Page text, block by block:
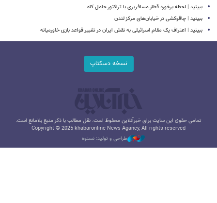
ببینید | لحظه برخورد قطار مسافربری با تراکتور حامل کاه
ببینید | چاقوکشی در خیابان‌های مرکز لندن
ببینید | اعتراف یک مقام اسرائیلی به نقش ایران در تغییر قواعد بازی خاورمیانه
نسخه دسکتاپ
تمامی حقوق این سایت برای خبرآنلاین محفوظ است. نقل مطالب با ذکر منبع بلامانع است.
Copyright © 2025 khabaronline News Agancy, All rights reserved
طراحی و تولید: نستوه